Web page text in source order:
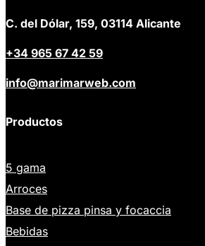
C. del Dólar, 159, 03114 Alicante
+34 965 67 42 59
info@marimarweb.com
Productos
5 gama
Arroces
Base de pizza pinsa y focaccia
Bebidas